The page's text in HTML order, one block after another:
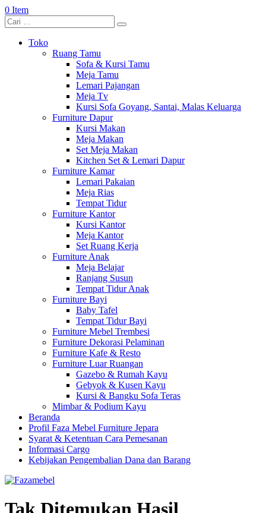
0 Item
Toko
Ruang Tamu
Sofa & Kursi Tamu
Meja Tamu
Lemari Pajangan
Meja Tv
Kursi Sofa Goyang, Santai, Malas Keluarga
Furniture Dapur
Kursi Makan
Meja Makan
Set Meja Makan
Kitchen Set & Lemari Dapur
Furniture Kamar
Lemari Pakaian
Meja Rias
Tempat Tidur
Furniture Kantor
Kursi Kantor
Meja Kantor
Set Ruang Kerja
Furniture Anak
Meja Belajar
Ranjang Susun
Tempat Tidur Anak
Furniture Bayi
Baby Tafel
Tempat Tidur Bayi
Furniture Mebel Trembesi
Furniture Dekorasi Pelaminan
Furniture Kafe & Resto
Furniture Luar Ruangan
Gazebo & Rumah Kayu
Gebyok & Kusen Kayu
Kursi & Bangku Sofa Teras
Mimbar & Podium Kayu
Beranda
Profil Faza Mebel Furniture Jepara
Syarat & Ketentuan Cara Pemesanan
Informasi Cargo
Kebijakan Pengembalian Dana dan Barang